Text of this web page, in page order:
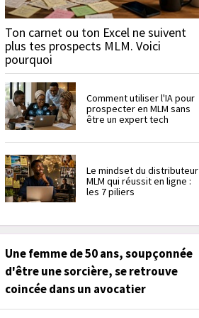
Ton carnet ou ton Excel ne suivent
plus tes prospects MLM. Voici
pourquoi
Comment utiliser l'IA pour
prospecter en MLM sans
être un expert tech
Le mindset du distributeur
MLM qui réussit en ligne :
les 7 piliers
Une femme de 50 ans, soupçonnée
d'être une sorcière, se retrouve
coincée dans un avocatier